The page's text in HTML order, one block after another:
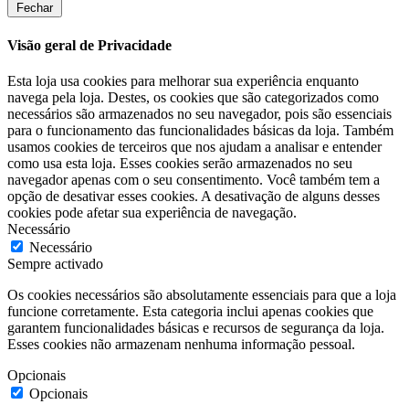
Fechar
Visão geral de Privacidade
Esta loja usa cookies para melhorar sua experiência enquanto
navega pela loja. Destes, os cookies que são categorizados como
necessários são armazenados no seu navegador, pois são essenciais
para o funcionamento das funcionalidades básicas da loja. Também
usamos cookies de terceiros que nos ajudam a analisar e entender
como usa esta loja. Esses cookies serão armazenados no seu
navegador apenas com o seu consentimento. Você também tem a
opção de desativar esses cookies. A desativação de alguns desses
cookies pode afetar sua experiência de navegação.
Necessário
Necessário
Sempre activado
Os cookies necessários são absolutamente essenciais para que a loja
funcione corretamente. Esta categoria inclui apenas cookies que
garantem funcionalidades básicas e recursos de segurança da loja.
Esses cookies não armazenam nenhuma informação pessoal.
Opcionais
Opcionais